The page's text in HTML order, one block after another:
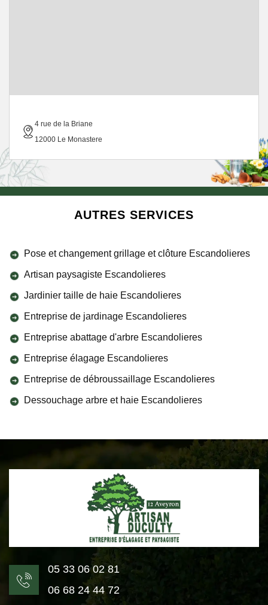
4 rue de la Briane
12000 Le Monastere
AUTRES SERVICES
Pose et changement grillage et clôture Escandolieres
Artisan paysagiste Escandolieres
Jardinier taille de haie Escandolieres
Entreprise de jardinage Escandolieres
Entreprise abattage d'arbre Escandolieres
Entreprise élagage Escandolieres
Entreprise de débroussaillage Escandolieres
Dessouchage arbre et haie Escandolieres
05 33 06 02 81
06 68 24 44 72